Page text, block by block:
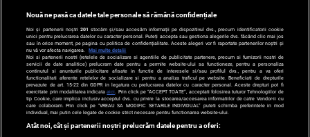
SPORT
Nouă ne pasă ca datele tale personale să rămână confidențiale
Noi și partenerii noștri 201 stocăm și/sau accesăm informații pe dispozitivul dvs., precum identificatorii cookie
unici pentru prelucrarea datelor cu caracter personal. Puteți accepta sau gestiona alegerile dvs. făcând clic mai jos
sau în orice moment, pe pagina cu politica de confidențialitate. Aceste alegeri vor fi raportate partenerilor noștri și
nu vă vor afecta navigarea.
Mai multe detalii
Noi si partenerii nostri (retelele de socializare si agentiile de publicitate partenere, precum si furnizorii nostri de
servicii de date analitice) prelucram date pentru a permite website-ului sa functioneze, pentru a personaliza
continutul si anunturile publicitare afisate in functie de interesele si/sau profilul dvs., pentru a va oferi
functionalitati aferente retelelor de socializare si pentru a analiza traficul pe website. Beneficiati de drepturile
prevazute de art. 15-22 din GDPR in legatura cu prelucrarea datelor cu caracter personal. Aceste drepturi pot fi
exercitate prin modalitatea indicataaici . Prin click pe “ACCEPT TOATE”, acceptati folosirea tuturor Tehnologiilor de
tip Cookie, care implica inclusiv acceptul dvs. cu privire la stocarea/accesarea informatiilor de catre Vendor-ii cu
care colaboram. Prin click pe “VREAU SA MODIFIC SETARILE INDIVIDUAL” puteti schimba preferintele in mod
individual, mai putin cele legate de cookie strict necesare pentru functionarea website-ului.
Atât noi, cât și partenerii noștri prelucrăm datele pentru a oferi: